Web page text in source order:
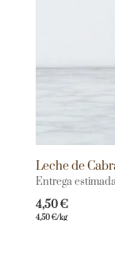
Leche de
Entrega
4,50€
4,50€/kg